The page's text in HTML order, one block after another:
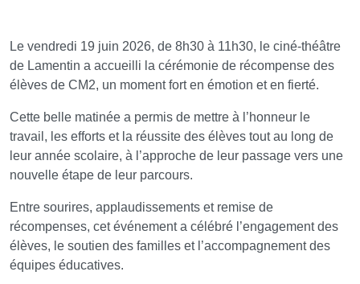
Le vendredi 19 juin 2026, de 8h30 à 11h30, le ciné-théâtre
de Lamentin a accueilli la cérémonie de récompense des
élèves de CM2, un moment fort en émotion et en fierté.
Cette belle matinée a permis de mettre à l’honneur le
travail, les efforts et la réussite des élèves tout au long de
leur année scolaire, à l’approche de leur passage vers une
nouvelle étape de leur parcours.
Entre sourires, applaudissements et remise de
récompenses, cet événement a célébré l’engagement des
élèves, le soutien des familles et l’accompagnement des
équipes éducatives.